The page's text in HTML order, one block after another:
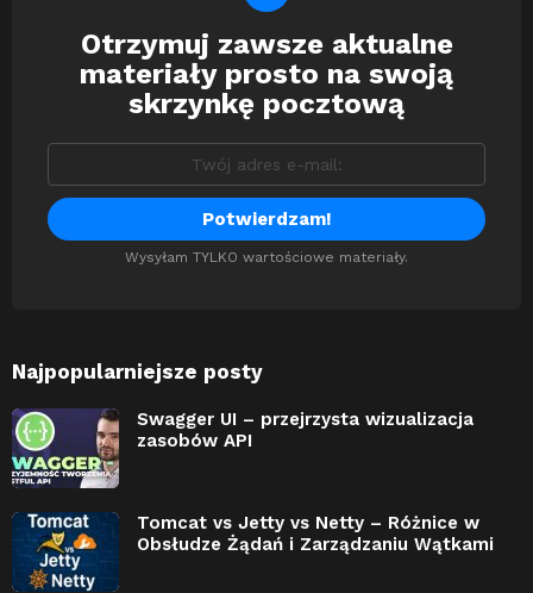
Newsletter
Otrzymuj zawsze aktualne
materiały prosto na swoją
skrzynkę pocztową
Wysyłam TYLKO wartościowe materiały.
Najpopularniejsze posty
Swagger UI – przejrzysta wizualizacja
zasobów API
Tomcat vs Jetty vs Netty – Różnice w
Obsłudze Żądań i Zarządzaniu Wątkami